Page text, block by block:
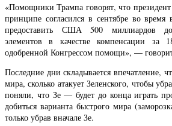
«Помощники Трампа говорят, что президент
принципе согласился в сентябре во
предоставить США 500 миллиардов
элементов в качестве компенсации за
одобренной Конгрессом помощи», —
Последние дни складывается впечатление,
мира, сколько атакует Зеленского, чтобы
поняли, что Зе — будет до конца играть
добиться варианта быстрого мира
только убрав вначале Зе.